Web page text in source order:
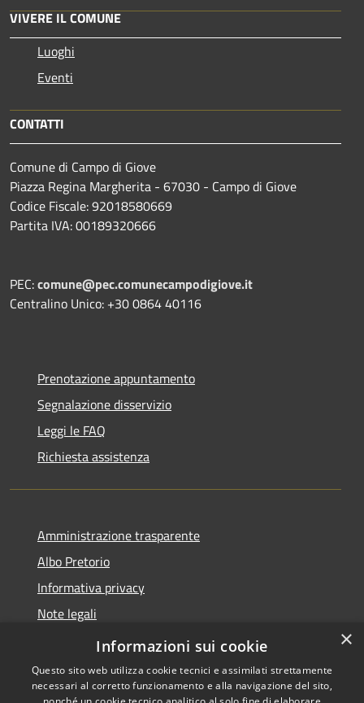
VIVERE IL COMUNE
Luoghi
Eventi
CONTATTI
Comune di Campo di Giove
Piazza Regina Margherita - 67030 - Campo di Giove
Codice Fiscale: 92018580669
Partita IVA: 00189320666
PEC:comune@pec.comunecampodigiove.it
Centralino Unico: +30 0864 40116
Prenotazione appuntamento
Segnalazione disservizio
Leggi le FAQ
Richiesta assistenza
Amministrazione trasparente
Albo Pretorio
Informativa privacy
Note legali
Dichiarazione di accessibilità
×
Informazioni sui cookie
Questo sito web utilizza cookie tecnici e assimilati strettamente
necessari al corretto funzionamento e alla navigazione del sito,